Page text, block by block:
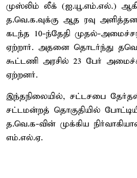
முஸ்லிம் லீக் (ஐ.யூ.எம்.எல்.)
த.வெ.க.வுக்கு ஆத ரவு
கடந்த 10-ந்தேதி முதல்-
ஏற்றார். அதனை தொடர்ந்து
கூட்டணி அரசில் 23 பேர்
ஏற்றனர்.
இந்தநிலையில், சட்டசபை
சட்டமன்றத் தொகுதியில்
த.வெ.க-வின் முக்கிய
எம்.எல்.ஏ.